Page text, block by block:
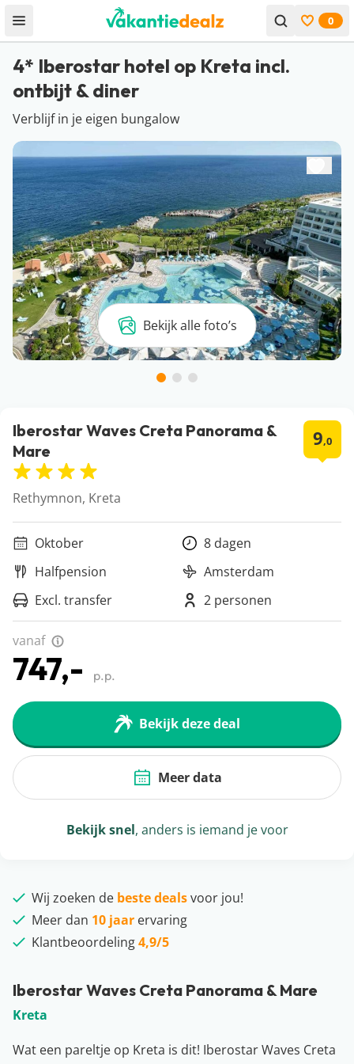
Open menu Bekijk
0
4* Iberostar hotel op Kreta incl.
ontbijt & diner
Verblijf in je eigen bungalow
Bekijk alle foto’s
Iberostar Waves Creta Panorama & Mare
Kreta
Wat een pareltje op Kreta is dit! Iberostar Waves Creta
Iberostar Waves Creta Panorama &
Mare
9,0
Rethymnon, Kreta
Oktober
8 dagen
Halfpension
Amsterdam
Excl. transfer
2 personen
vanaf
747,- p.p.
Bekijk deze deal
Meer data
Bekijk snel, anders is iemand je voor
Wij zoeken de beste dealsvoor jou!
Meer dan 10 jaar ervaring
Klantbeoordeling4,9/5